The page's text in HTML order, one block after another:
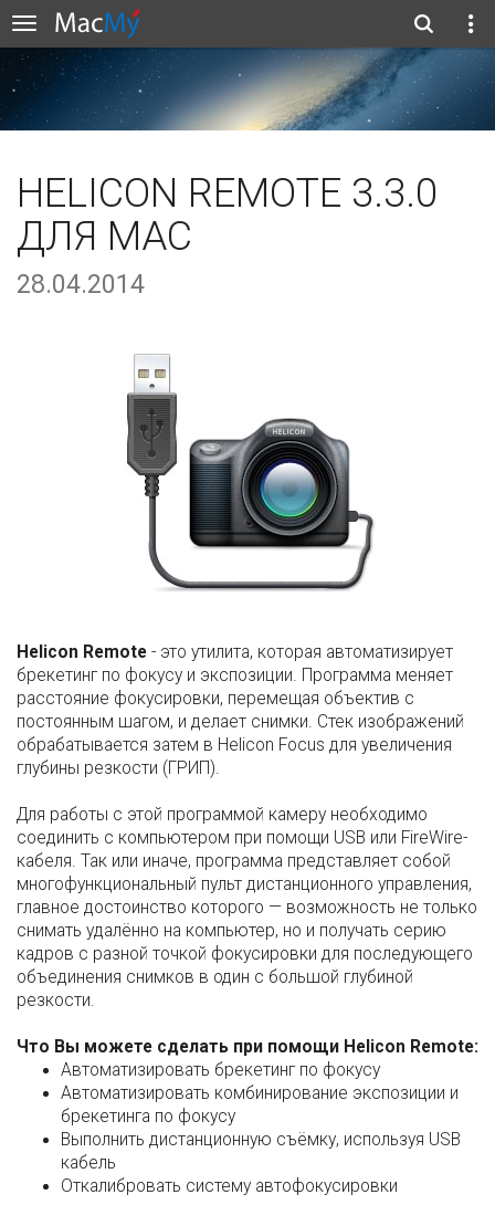
HELICON REMOTE 3.3.0
ДЛЯ MAC
28.04.2014
Helicon Remote - это утилита, которая автоматизирует
брекетинг по фокусу и экспозиции. Программа меняет
расстояние фокусировки, перемещая объектив с
постоянным шагом, и делает снимки. Стек изображений
обрабатывается затем в Helicon Focus для увеличения
глубины резкости (ГРИП).
Для работы с этой программой камеру необходимо
соединить с компьютером при помощи USB или FireWire-
кабеля. Так или иначе, программа представляет собой
многофункциональный пульт дистанционного управления,
главное достоинство которого — возможность не только
снимать удалённо на компьютер, но и получать серию
кадров с разной точкой фокусировки для последующего
объединения снимков в один с большой глубиной
резкости.
Что Вы можете сделать при помощи Helicon Remote:
Автоматизировать брекетинг по фокусу
Автоматизировать комбинирование экспозиции и
брекетинга по фокусу
Выполнить дистанционную съёмку, используя USB
кабель
Откалибровать систему автофокусировки